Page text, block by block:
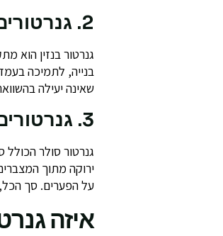
2. גנרטורים מבוססי בנזין
גנרטור בנזין הוא
בנייה, לתמיכה
שאינה יעילה
3. גנרטורים סולאריים או היברידיים
גנרטור סולר הכולל
ירוקה מתוך
על הפערים. סך הכל,
איזה